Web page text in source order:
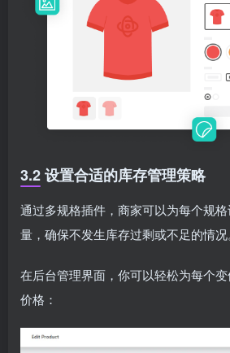
3.2 设置合适的库存管理策略
通过多规格插件，商家可以为每个规
量，确保不发生库存过剩或不足的情况
在后台管理界面，你可以轻松为每个
价格：